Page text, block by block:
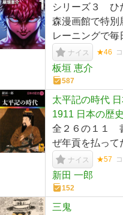
シリーズ３ ひ
森漫画館で特別
レーニングで毎
ナイス ★46
板垣 恵介
587
太平記の時代
1911 日本の歴
全２６の１１
ぜ年貢を払って
ナイス ★57
新田 一郎
152
三鬼